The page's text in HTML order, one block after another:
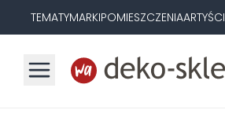
TEMATYMARKIPOMIESZCZENIAARTYŚCI